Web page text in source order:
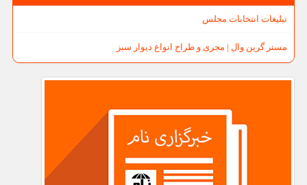
تبلیغات انتخابات مجلس
مستر گرین وال | مجری و طراح انواع دیوار سبز